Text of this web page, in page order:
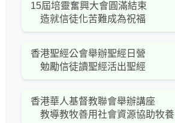
15屆培靈奮興大會圓滿結束
造就信徒化苦難成為祝福
香港聖經公會舉辦聖經日營
勉勵信徒讀聖經活出聖經
香港華人基督教聯會舉辦講座
教導教牧善用社會資源協助牧養